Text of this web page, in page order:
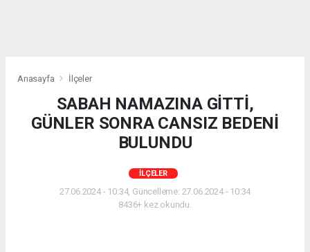
Anasayfa İlçeler
SABAH NAMAZINA GİTTİ,
GÜNLER SONRA CANSIZ BEDENİ
BULUNDU
İLÇELER
27.06.2024 - 10:34, Güncelleme: 27.06.2024 - 10:34
8436+ kez okundu.